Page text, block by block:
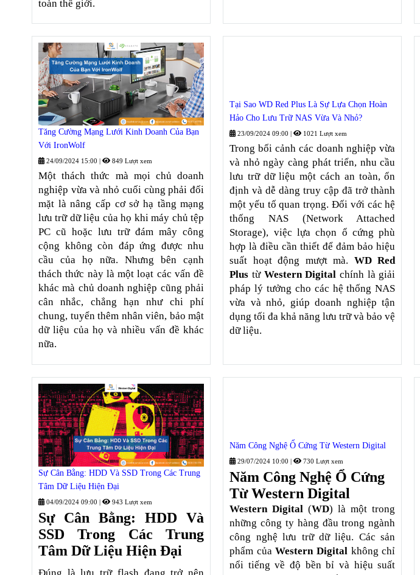
toàn thế giới.
Tăng Cường Mạng Lưới Kinh Doanh Của Bạn
Với IronWolf
24/09/2024 15:00 849 Lượt xem
Một thách thức mà mọi chủ doanh
nghiệp vừa và nhỏ cuối cùng phải đối
mặt là nâng cấp cơ sở hạ tầng mạng
lưu trữ dữ liệu của họ khi máy chủ tệp
PC cũ hoặc lưu trữ đám mây công
cộng không còn đáp ứng được nhu
cầu của họ nữa. Nhưng bên cạnh
thách thức này là một loạt các vấn đề
khác mà chủ doanh nghiệp cũng phải
cân nhắc, chẳng hạn như chi phí
chung, tuyển thêm nhân viên, bảo mật
dữ liệu của họ và nhiều vấn đề khác
nữa.
Tại Sao WD Red Plus Là Sự Lựa Chọn Hoàn
Hảo Cho Lưu Trữ NAS Vừa Và Nhỏ?
23/09/2024 09:00| 1021 Lượt xem
Trong bối cảnh các doanh nghiệp vừa
và nhỏ ngày càng phát triển, nhu cầu
lưu trữ dữ liệu một cách an toàn, ổn
định và dễ dàng truy cập đã trở thành
một yếu tố quan trọng. Đối với các hệ
thống NAS (Network Attached
Storage), việc lựa chọn ổ cứng phù
hợp là điều cần thiết để đảm bảo hiệu
suất hoạt động mượt mà. WD Red
Plus từ Western Digital chính là giải
pháp lý tưởng cho các hệ thống NAS
vừa và nhỏ, giúp doanh nghiệp tận
dụng tối đa khả năng lưu trữ và bảo vệ
dữ liệu.
Sự Cân Bằng: HDD Và SSD Trong Các Trung
Tâm Dữ Liệu Hiện Đại
04/09/2024 09:00 | 943 Lượt xem
Sự Cân Bằng: HDD Và
SSD Trong Các Trung
Tâm Dữ Liệu Hiện Đại
Năm Công Nghệ Ổ Cứng Từ Western Digital
29/07/2024 10:00| 730 Lượt xem
Năm Công Nghệ Ổ Cứng
Từ Western Digital
Western Digital (WD) là một trong
những công ty hàng đầu trong ngành
công nghệ lưu trữ dữ liệu. Các sản
phẩm củaWestern Digital không chỉ
nổi tiếng về độ bền bỉ và hiệu suất